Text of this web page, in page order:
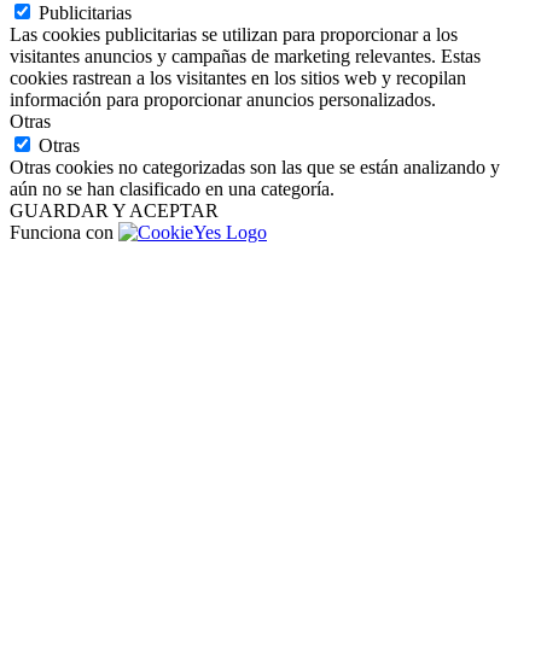
Publicitarias
Las cookies publicitarias se utilizan para proporcionar a los
visitantes anuncios y campañas de marketing relevantes. Estas
cookies rastrean a los visitantes en los sitios web y recopilan
información para proporcionar anuncios personalizados.
Otras
Otras
Otras cookies no categorizadas son las que se están analizando y
aún no se han clasificado en una categoría.
GUARDAR Y ACEPTAR
Funciona con